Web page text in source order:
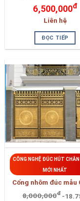
6,500,000đ
Liên hệ
ĐỌC TIẾP
CÔNG NGHỆ ĐÚC HÚT CHÂN
MỚI NHẤT
Cổng nhôm đúc mẫu
8,000,000đ -